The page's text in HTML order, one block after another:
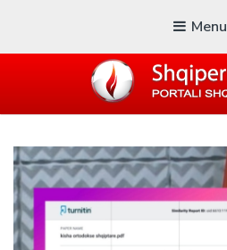
Menu
Blogu i ShqiperiaCom